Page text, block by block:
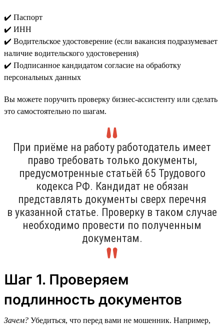
✔️ Паспорт
✔️ ИНН
✔️ Водительское удостоверение (если вакансия подразумевает
наличие водительского удостоверения)
✔️ Подписанное кандидатом согласие на обработку
персональных данных
Вы можете поручить проверку бизнес-ассистенту или сделать
это самостоятельно по шагам.
При приёме на работу работодатель имеет
право требовать только документы,
предусмотренные статьёй 65 Трудового
кодекса РФ. Кандидат не обязан
представлять документы сверх перечня
в указанной статье. Проверку в таком случае
необходимо провести по полученным
документам.
Шаг 1. Проверяем
подлинность документов
Зачем? Убедиться, что перед вами не мошенник. Например,